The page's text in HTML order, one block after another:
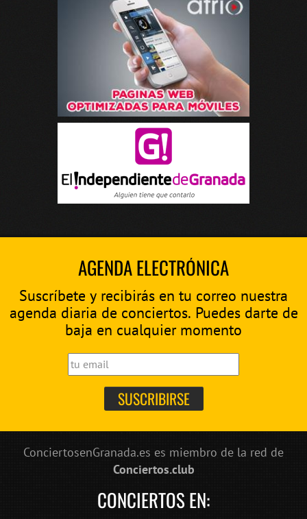
AGENDA ELECTRÓNICA
Suscríbete y recibirás en tu correo nuestra
agenda diaria de conciertos. Puedes darte de
baja en cualquier momento
ConciertosenGranada.es es miembro de la red de
Conciertos.club
CONCIERTOS EN: